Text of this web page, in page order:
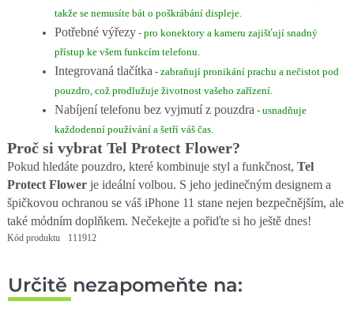
takže se nemusíte bát o poškrábání displeje.
Potřebné výřezy- pro konektory a kameru zajišťují snadný
přístup ke všem funkcím telefonu.
Integrovaná tlačítka- zabraňují pronikání prachu a nečistot pod
pouzdro, což prodlužuje životnost vašeho zařízení.
Nabíjení telefonu bez vyjmutí z pouzdra- usnadňuje
každodenní používání a šetří váš čas.
Proč si vybrat Tel Protect Flower?
Pokud hledáte pouzdro, které kombinuje styl a funkčnost, Tel
Protect Flowerje ideální volbou. S jeho jedinečným designem a
špičkovou ochranou se váš iPhone 11 stane nejen bezpečnějším, ale
také módním doplňkem. Nečekejte a pořiďte si ho ještě dnes!
Kód produktu 111912
Určitě nezapomeňte na: